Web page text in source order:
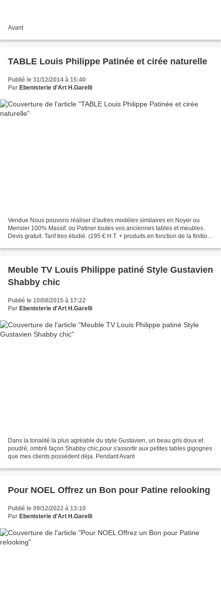
Avant
TABLE Louis Philippe Patinée et cirée naturelle
Publié le 31/12/2014 à 15:40
Par Ebenisterie d'Art H.Garelli
Vendue Nous pouvons réaliser d'autres modèles similaires en Noyer ou
Merisier 100% Massif. ou Patiner toutes vos anciennes tables et meubles.
Devis gratuit. Tarif tres étudié. (195 € H.T. + produits en fonction de la finition
Meuble TV Louis Philippe patiné Style Gustavien
Shabby chic
Publié le 10/08/2015 à 17:22
Par Ebenisterie d'Art H.Garelli
Dans la tonalité la plus agréable du style Gustavien, un beau gris doux et
poudré, ombré façon Shabby chic,pour s'assortir aux petites tables gigognes
que mes clients possèdent déja. Pendant Avant
Pour NOEL Offrez un Bon pour Patine relooking
Publié le 09/12/2022 à 13:10
Par Ebenisterie d'Art H.Garelli